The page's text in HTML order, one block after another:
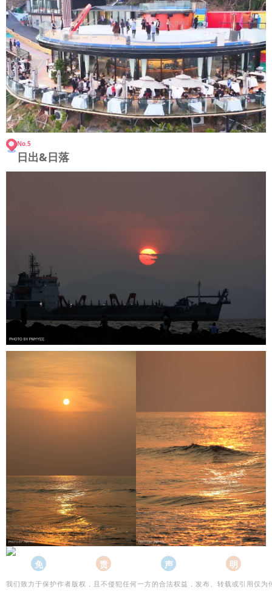
No.5
日出&日落
免 责 声 明
我们致力于保护作者版权，且不侵犯任何一方的合法权益，发布、转载或引用仅